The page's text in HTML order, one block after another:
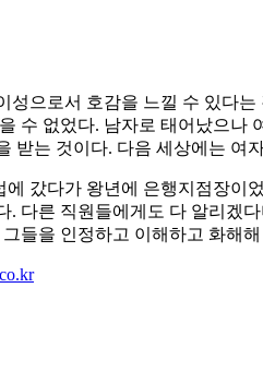
성으로서 호감을 느낄 수 있다
수 없었다. 남자로 태어났으
받는 것이다. 다음 세상에는 여
갔다가 왕년에 은행지점장
. 다른 직원들에게도 다 알리겠
들을 인정하고 이해하고 화해